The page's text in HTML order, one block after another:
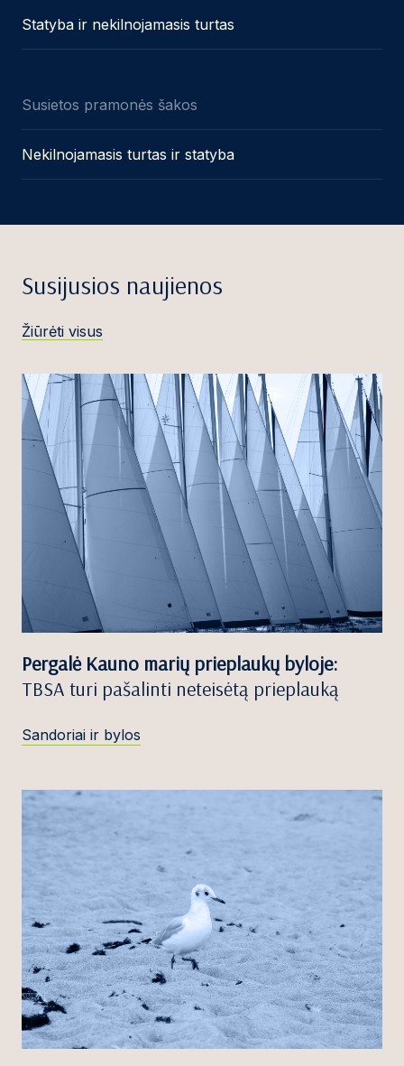
Statyba ir nekilnojamasis turtas
Susietos pramonės šakos
Nekilnojamasis turtas ir statyba
Susijusios naujienos
Žiūrėti visus
Pergalė Kauno marių prieplaukų byloje:
TBSA turi pašalinti neteisėtą prieplauką
Sandoriai ir bylos